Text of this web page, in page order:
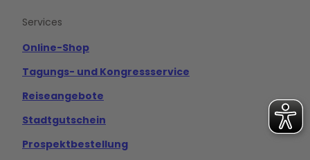
o e
m
Services
Online-Shop
Tagungs- und Kongressservice
Reiseangebote
Stadtgutschein
Prospektbestellung